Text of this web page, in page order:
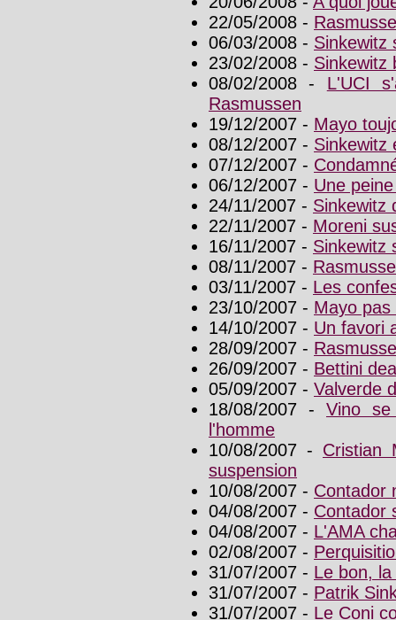
22/05/2008 -
06/03/2008 - Sinkewitz
23/02/2008 - Sinkewitz
08/02/2008 - L'UCI
Rasmussen
19/12/2007 - Mayo
08/12/2007 - Sinkewitz
07/12/2007 -
06/12/2007 - Une
24/11/2007 - Sinkewitz
22/11/2007 - Moreni
16/11/2007 - Sinkewitz
08/11/2007 -
03/11/2007 - Les
23/10/2007 - Mayo
14/10/2007 - Un favori
28/09/2007 -
26/09/2007 - Bettini
05/09/2007 - Valverde
18/08/2007 - Vino
l'homme
10/08/2007 - Cristian
suspension
10/08/2007 - Contador
04/08/2007 - Contador
04/08/2007 - L'AMA
02/08/2007 -
31/07/2007 - Le bon,
31/07/2007 - Patrik
31/07/2007 - Le Coni